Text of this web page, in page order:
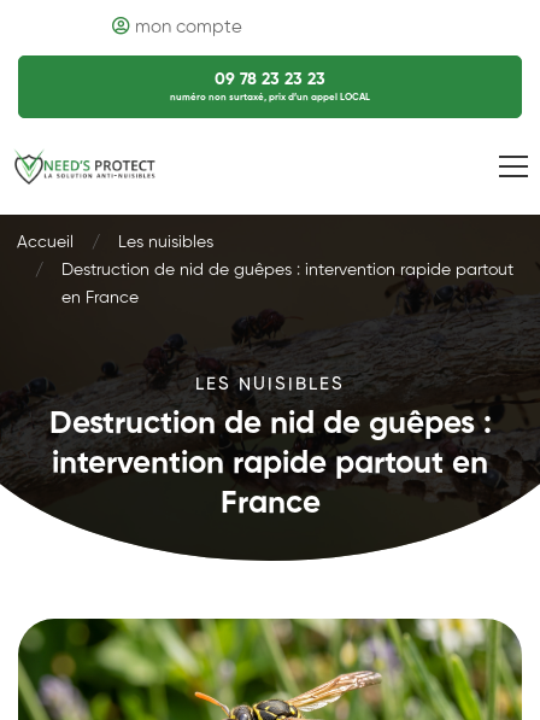
mon compte
09 78 23 23 23
numéro non surtaxé, prix d’un appel LOCAL
Accueil
Les nuisibles
Destruction de nid de guêpes : intervention rapide partout
en France
LES NUISIBLES
Destruction de nid de guêpes :
intervention rapide partout en
France